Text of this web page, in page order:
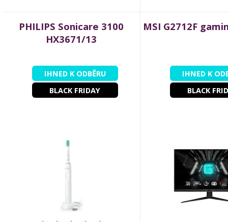
PHILIPS Sonicare 3100
HX3671/13
IHNED K ODBĚRU
BLACK FRIDAY
MSI G2712F
IHNED K
BLACK